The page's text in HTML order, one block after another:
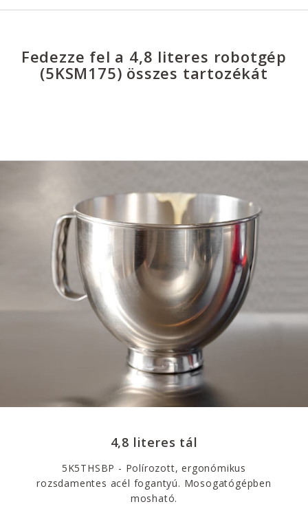
Fedezze fel a 4,8 literes robotgép
(5KSM175) összes tartozékát
4,8 literes tál
5K5THSBP - Polírozott, ergonómikus
rozsdamentes acél fogantyú. Mosogatógépben
mosható.